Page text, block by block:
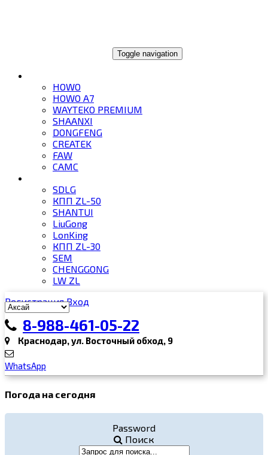
Toggle navigation
HOWO
HOWO A7
WAYTEKO PREMIUM
SHAANXI
DONGFENG
CREATEK
FAW
CAMC
SDLG
КПП ZL-50
SHANTUI
LiuGong
LonKing
КПП ZL-30
SEM
CHENGGONG
LW ZL
Регистрация Вход
8-988-461-05-22
Краснодар, ул. Восточный обход, 9
WhatsApp
Погода на сегодня
Password
Поиск